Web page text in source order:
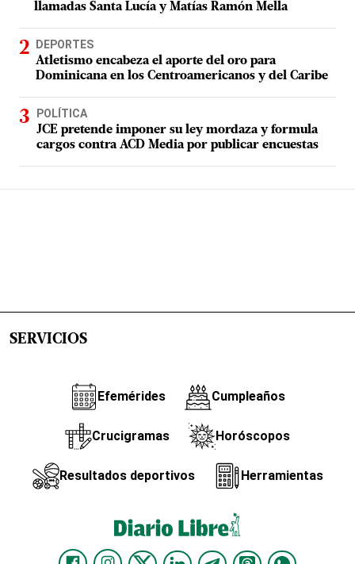
llamadas Santa Lucía y Matías Ramón Mella
DEPORTES
Atletismo encabeza el aporte del oro para
Dominicana en los Centroamericanos y del Caribe
POLÍTICA
JCE pretende imponer su ley mordaza y formula
cargos contra ACD Media por publicar encuestas
SERVICIOS
Efemérides Cumpleaños
Crucigramas Horóscopos
Resultados deportivos Herramientas